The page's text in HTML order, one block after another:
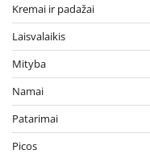
Kremai ir padažai
Laisvalaikis
Mityba
Namai
Patarimai
Picos